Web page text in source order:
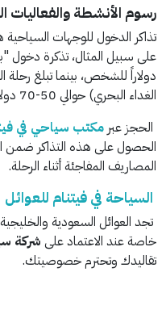
رسوم الأنشطة والفعاليات
تذاكر الدخول للوجهات السياحية
دولاراً للشخص، بينما تبلغ رحلة
الغداء البحري) حوالي 50-70 دولاراً.
الحجز عبر مكتب سياحي في
الحصول على هذه التذاكر ضمن
المصاريف المفاجئة أثناء الرحلة.
السياحة في فيتنام للعوائل
تجد العوائل السعودية
خاصة عند الاعتماد على شركة
تقاليدك وتحترم خصوصيتك.